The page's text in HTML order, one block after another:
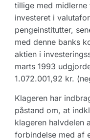
tillige med
investeret i
pengeinstitutter,
med denne banks
aktien i
marts 1993
1.072.001,92 kr.
Klageren har
påstand om, at
klageren halvdelen
forbindelse med af